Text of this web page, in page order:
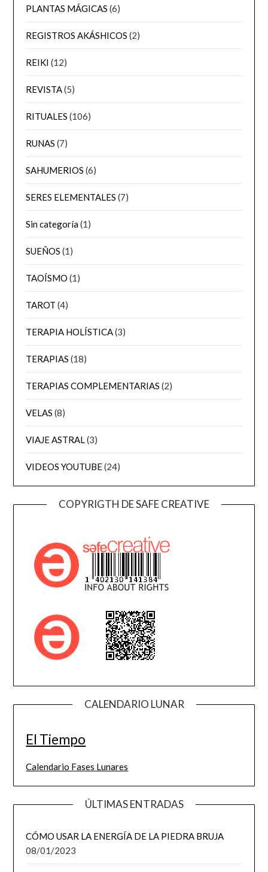
PLANTAS MÁGICAS (6)
REGISTROS AKÁSHICOS (2)
REIKI (12)
REVISTA(5)
RITUALES (106)
RUNAS (7)
SAHUMERIOS (6)
SERES ELEMENTALES (7)
Sin categoría(1)
SUEÑOS (1)
TAOÍSMO (1)
TAROT (4)
TERAPIA HOLÍSTICA(3)
TERAPIAS (18)
TERAPIAS COMPLEMENTARIAS (2)
VELAS (8)
VIAJE ASTRAL(3)
VIDEOS YOUTUBE(24)
COPYRIGTH DE SAFE CREATIVE
CALENDARIO LUNAR
El Tiempo
Calendario Fases Lunares
ÚLTIMAS ENTRADAS
CÓMO USAR LA ENERGÍA DE LA PIEDRA BRUJA
08/01/2023